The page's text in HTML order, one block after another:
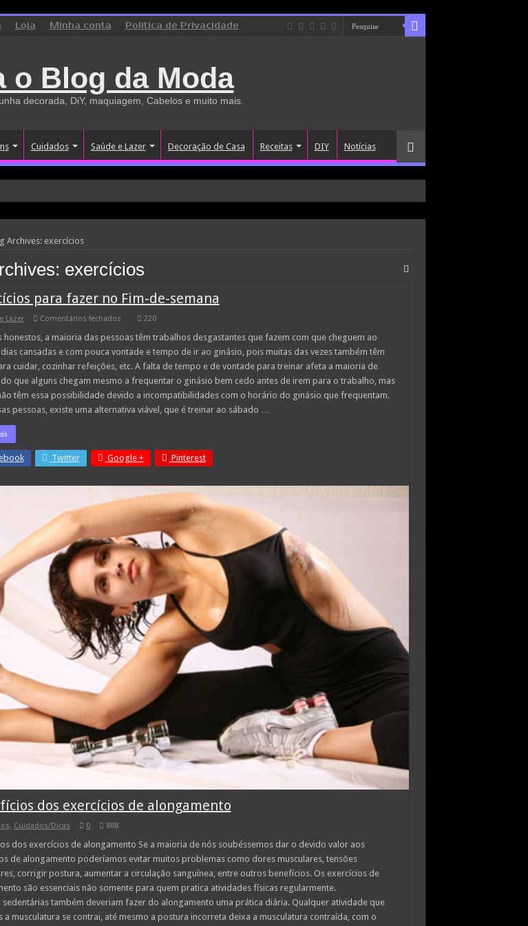
Loja Minha conta Politica de Privacidade
o Blog da Moda
decorada, DiY, maquiagem, Cabelos e muito mais.
Cuidados Saúde e Lazer Decoração de Casa Receitas DIY Notícias
Archives: exercícios
exercícios
para fazer no Fim-de-semana
Lazer Comentários fechadosem
para
no
Fim-
de-
semana
220
honestos, a maioria das pessoas têm trabalhos desgastantes que fazem com que cheguem ao
cansadas e com pouca vontade e tempo de ir ao ginásio, pois muitas das vezes também têm
cuidar, cozinhar refeições, etc. A falta de tempo e de vontade para treinar afeta a maioria de
que alguns chegam mesmo a frequentar o ginásio bem cedo antes de irem para o trabalho, mas
têm essa possibilidade devido a incompatibilidades com o horário do ginásio que frequentam.
pessoas, existe uma alternativa viável, que é treinar ao sábado …
Twitter Google + Pinterest
dos exercícios de alongamento
, Cuidados/Dicas 0 888
dos exercícios de alongamento Se a maioria de nós soubéssemos dar o devido valor aos
de alongamento poderíamos evitar muitos problemas como dores musculares, tensões
corrigir postura, aumentar a circulação sanguínea, entre outros benefícios. Os exercícios de
são essenciais não somente para quem pratica atividades físicas regularmente.
sedentárias também deveriam fazer do alongamento uma prática diária. Qualquer atividade que
a musculatura se contrai, até mesmo a postura incorreta deixa a musculatura contraída, com o